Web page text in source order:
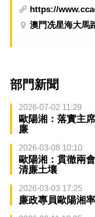
https://
澳門冼星海大馬
部門新聞
2026-07-02 11:29
歐陽湘：落實主
廉
2026-03-08 10:10
歐陽湘：貫徹兩
清廉土壤
2026-03-03 17:25
廉政專員歐陽湘